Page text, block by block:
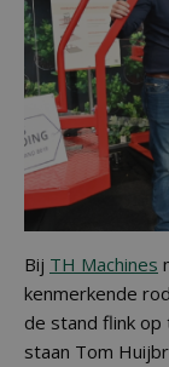
Bij TH Machines
kenmerkende
de stand flink
staan Tom